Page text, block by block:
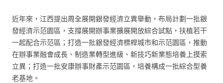
近年來，江西提出周全展開銀發經濟立異舉動，布局計劃一批銀
發經濟示范園區，支撐展開辦事業擴展開放綜合試點，扶植若干
一起配合示范區；打造一批銀發經濟標桿城市和示范園區，推動
在辦事業融會成長、制造業轉型進級、新技巧新業態培養上摸索
立異；打造一批安康辦事財產示范園區，培養構成一批綜合型養
老基地。